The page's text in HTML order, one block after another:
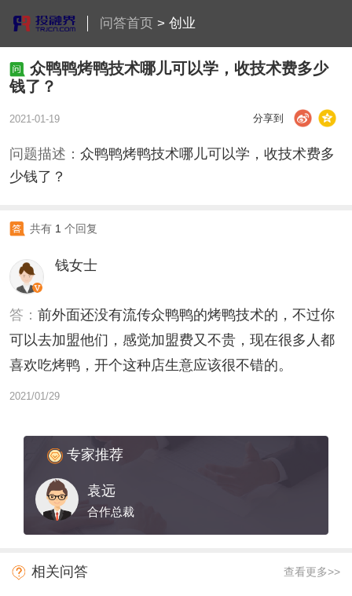
问答首页> 创业
众鸭鸭烤鸭技术哪儿可以学，收技术费多少
钱了？
2021-01-19 分享到
问题描述： 众鸭鸭烤鸭技术哪儿可以学，收技术费多
少钱了？
共有 1 个回复
钱女士
答： 前外面还没有流传众鸭鸭的烤鸭技术的，不过你
可以去加盟他们，感觉加盟费又不贵，现在很多人都
喜欢吃烤鸭，开个这种店生意应该很不错的。
2021/01/29
专家推荐
袁远
合作总裁
相关问答 查看更多>>